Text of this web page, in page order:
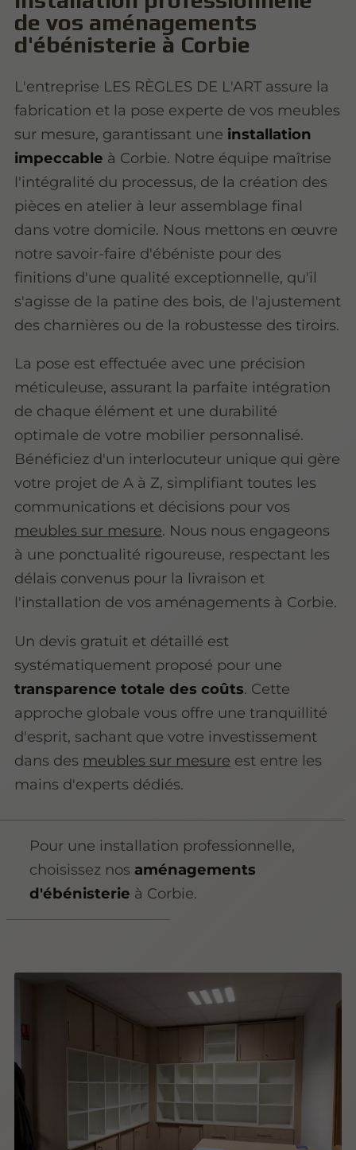
de vos aménagements
d'ébénisterie à Corbie
L'entreprise LES RÈGLES DE L'ART assure la
fabrication et la pose experte de vos meubles
sur mesure, garantissant une installation
impeccable à Corbie. Notre équipe maîtrise
l'intégralité du processus, de la création des
pièces en atelier à leur assemblage final
dans votre domicile. Nous mettons en œuvre
notre savoir-faire d'ébéniste pour des
finitions d'une qualité exceptionnelle, qu'il
s'agisse de la patine des bois, de l'ajustement
des charnières ou de la robustesse des tiroirs.
La pose est effectuée avec une précision
méticuleuse, assurant la parfaite intégration
de chaque élément et une durabilité
optimale de votre mobilier personnalisé.
Bénéficiez d'un interlocuteur unique qui gère
votre projet de A à Z, simplifiant toutes les
communications et décisions pour vos
meubles sur mesure. Nous nous engageons
à une ponctualité rigoureuse, respectant les
délais convenus pour la livraison et
l'installation de vos aménagements à Corbie.
Un devis gratuit et détaillé est
systématiquement proposé pour une
transparence totale des coûts. Cette
approche globale vous offre une tranquillité
d'esprit, sachant que votre investissement
dans des meubles sur mesure est entre les
mains d'experts dédiés.
Pour une installation professionnelle,
choisissez nos aménagements
d'ébénisterie à Corbie.